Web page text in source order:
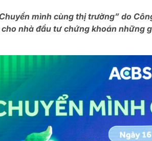
mình cùng thị trường” do
nhà đầu tư chứng khoán những